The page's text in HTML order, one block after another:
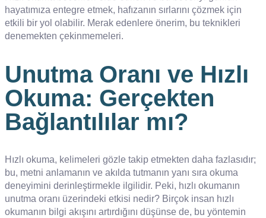
hayatımıza entegre etmek, hafızanın sırlarını çözmek için
etkili bir yol olabilir. Merak edenlere önerim, bu teknikleri
denemekten çekinmemeleri.
Unutma Oranı ve Hızlı
Okuma: Gerçekten
Bağlantılılar mı?
Hızlı okuma, kelimeleri gözle takip etmekten daha fazlasıdır;
bu, metni anlamanın ve akılda tutmanın yanı sıra okuma
deneyimini derinleştirmekle ilgilidir. Peki, hızlı okumanın
unutma oranı üzerindeki etkisi nedir? Birçok insan hızlı
okumanın bilgi akışını artırdığını düşünse de, bu yöntemin